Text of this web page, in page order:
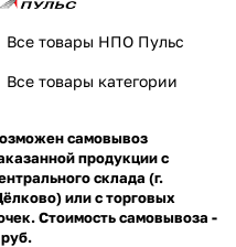
Все товары НПО Пульс
Все товары категории
самовывоз
продукции с
склада (г.
или с торговых
Стоимость самовывоза -